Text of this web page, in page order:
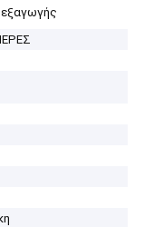
εξαγωγής